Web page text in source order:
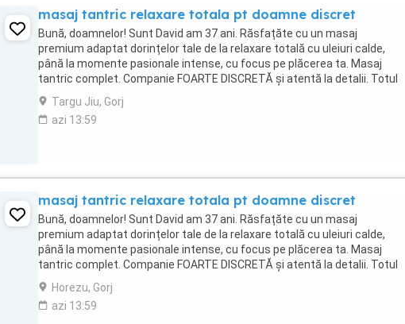
masaj tantric relaxare totala pt doamne discret
Bună, doamnelor! Sunt David am 37 ani. Răsfațăte cu un masaj
premium adaptat dorințelor tale de la relaxare totală cu uleiuri calde,
până la momente pasionale intense, cu focus pe plăcerea ta. Masaj
tantric complet. Companie FOARTE DISCRETĂ și atentă la detalii. Totul
în limita dorințelor tale Dacă ...
Targu Jiu, Gorj
azi 13:59
masaj tantric relaxare totala pt doamne discret
Bună, doamnelor! Sunt David am 37 ani. Răsfațăte cu un masaj
premium adaptat dorințelor tale de la relaxare totală cu uleiuri calde,
până la momente pasionale intense, cu focus pe plăcerea ta. Masaj
tantric complet. Companie FOARTE DISCRETĂ și atentă la detalii. Totul
în limita dorințelor tale Dacă ...
Horezu, Gorj
azi 13:59